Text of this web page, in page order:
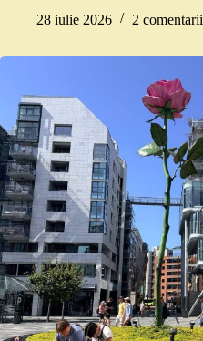
28 iulie 2026
2 comentarii